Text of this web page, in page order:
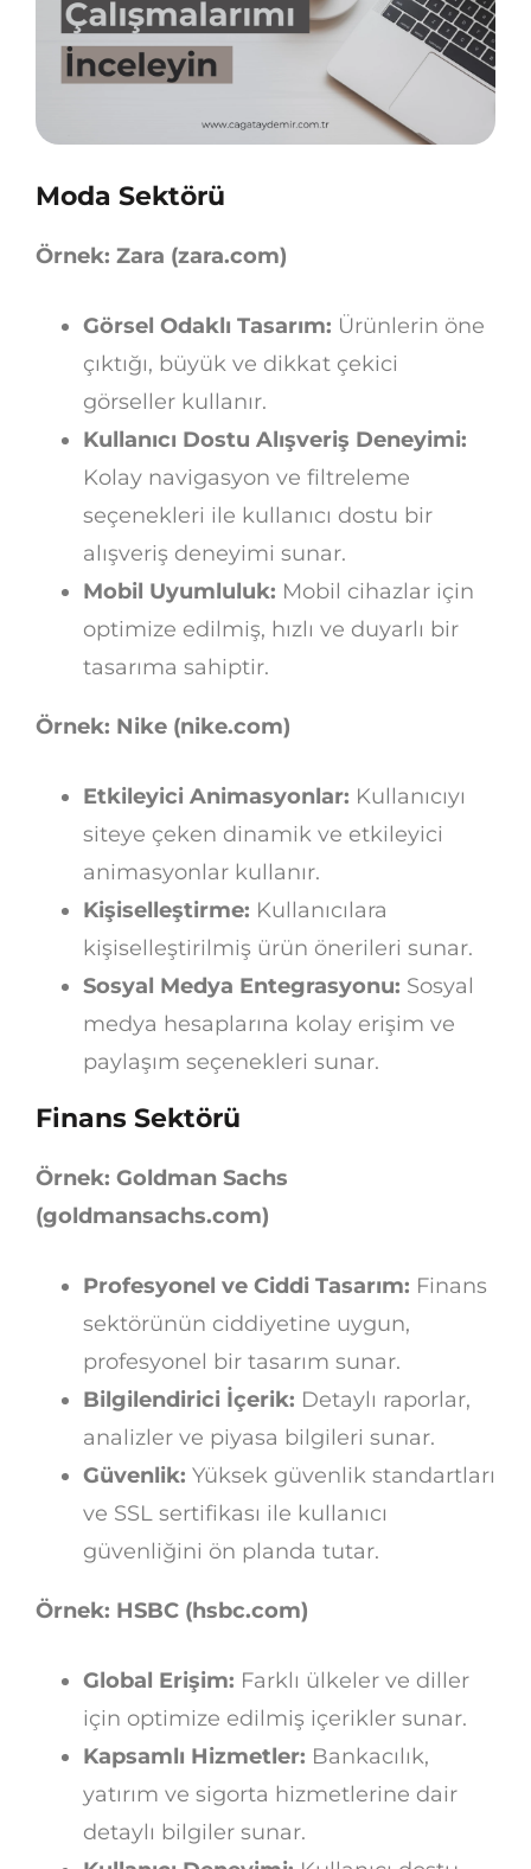
Moda Sektörü
Örnek: Zara (zara.com)
Görsel Odaklı Tasarım: Ürünlerin öne
çıktığı, büyük ve dikkat çekici
görseller kullanır.
Kullanıcı Dostu Alışveriş Deneyimi:
Kolay navigasyon ve filtreleme
seçenekleri ile kullanıcı dostu bir
alışveriş deneyimi sunar.
Mobil Uyumluluk: Mobil cihazlar için
optimize edilmiş, hızlı ve duyarlı bir
tasarıma sahiptir.
Örnek: Nike (nike.com)
Etkileyici Animasyonlar: Kullanıcıyı
siteye çeken dinamik ve etkileyici
animasyonlar kullanır.
Kişiselleştirme: Kullanıcılara
kişiselleştirilmiş ürün önerileri sunar.
Sosyal Medya Entegrasyonu: Sosyal
medya hesaplarına kolay erişim ve
paylaşım seçenekleri sunar.
Finans Sektörü
Örnek: Goldman Sachs
(goldmansachs.com)
Profesyonel ve Ciddi Tasarım: Finans
sektörünün ciddiyetine uygun,
profesyonel bir tasarım sunar.
Bilgilendirici İçerik: Detaylı raporlar,
analizler ve piyasa bilgileri sunar.
Güvenlik: Yüksek güvenlik standartları
ve SSL sertifikası ile kullanıcı
güvenliğini ön planda tutar.
Örnek: HSBC (hsbc.com)
Global Erişim: Farklı ülkeler ve diller
için optimize edilmiş içerikler sunar.
Kapsamlı Hizmetler: Bankacılık,
yatırım ve sigorta hizmetlerine dair
detaylı bilgiler sunar.